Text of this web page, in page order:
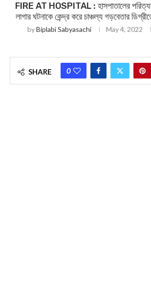
FIRE AT HOSPITAL : হাসপাতালের
লাগার ঘটনাকে কেন্দ্র করে চাঞ্চল্য গড়বেতার
byBiplabi Sabyasachi May 4, 2022
SHARE 0